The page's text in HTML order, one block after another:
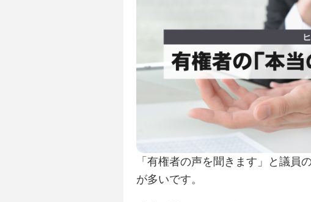
「有権者の声を聞きます」と議員
が多いです。